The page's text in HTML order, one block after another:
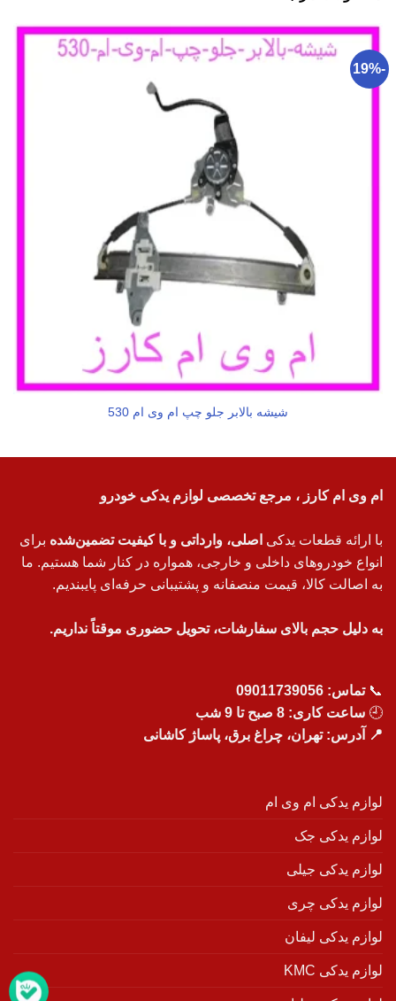
-19%
شیشه بالابر جلو چپ ام وی ام 530
ام وی ام کارز ، مرجع تخصصی لوازم یدکی خودرو
با ارائه قطعات یدکی اصلی، وارداتی و با کیفیت تضمین‌شده برای
انواع خودروهای داخلی و خارجی، همواره در کنار شما هستیم. ما
به اصالت کالا، قیمت منصفانه و پشتیبانی حرفه‌ای پایبندیم.
به دلیل حجم بالای سفارشات، تحویل حضوری موقتاً نداریم.
📞تماس: 09011739056
🕘 ساعت کاری: 8 صبح تا 9 شب
📍 آدرس: تهران، چراغ برق، پاساژ کاشانی
لوازم یدکی ام وی ام
لوازم یدکی جک
لوازم یدکی جیلی
لوازم یدکی چری
لوازم یدکی لیفان
لوازم یدکی KMC